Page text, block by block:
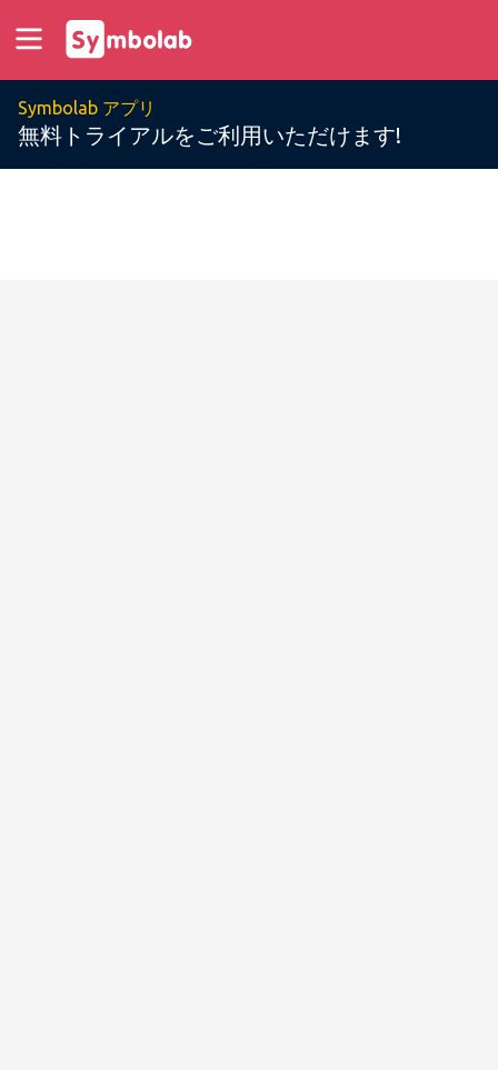
Symbolab アプリ
無料トライアルをご利用いただけます!